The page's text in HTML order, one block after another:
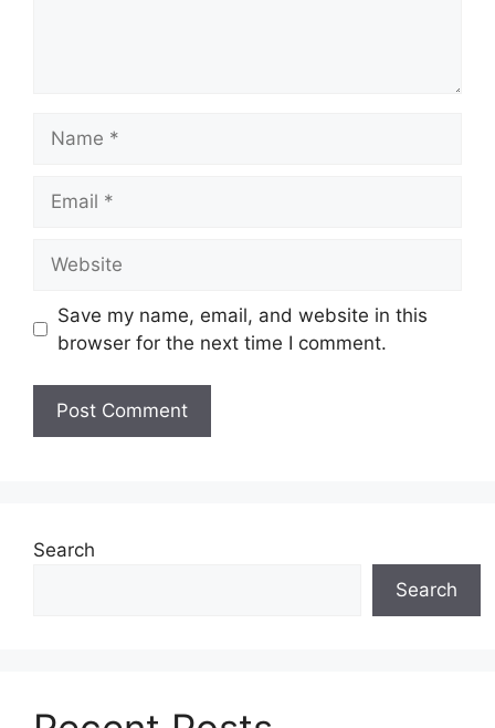
Save my name, email, and website in this
browser for the next time I comment.
Search
Search